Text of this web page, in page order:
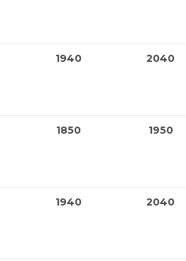
1940 2040
1850 1950
1940 2040